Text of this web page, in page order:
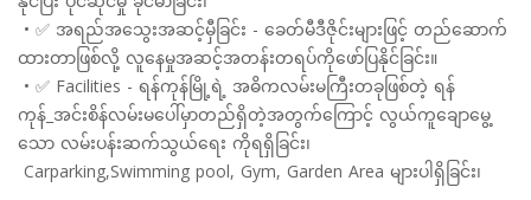
• ✅ အရည်အသွေးအဆင့်မှီခြင်း - ခေတ်မီဒီဇိုင်းများဖြင့် တည်ဆောက်
ထားတာဖြစ်လို့ လူနေမှုအဆင့်အတန်းတရပ်ကိုဖော်ပြနိုင်ခြင်း။
• ✅ Facilities - ရန်ကုန်မြို့ရဲ့ အဓိကလမ်းမကြီးတခုဖြစ်တဲ့ ရန်
ကုန်_အင်းစိန်လမ်းမပေါ်မှာတည်ရှိတဲ့အတွက်ကြောင့် လွယ်ကူချောမွေ့
သော လမ်းပန်းဆက်သွယ်ရေး ကိုရရှိခြင်း၊
Carparking,Swimming pool, Gym, Garden Area များပါရှိခြင်း၊